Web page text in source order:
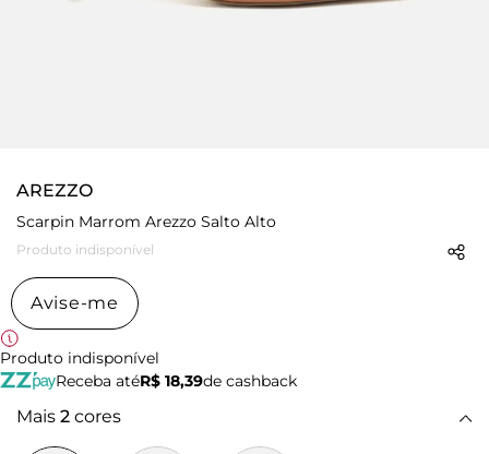
AREZZO
Scarpin Marrom Arezzo Salto Alto
Produto indisponível
Avise-me
Produto indisponível
Receba atéR$ 18,39de cashback
Mais 2 cores